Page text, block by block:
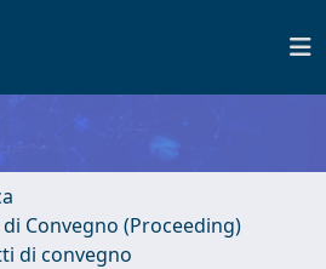
Convegno (Proceeding)
di convegno